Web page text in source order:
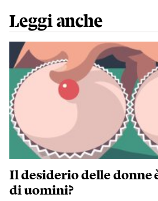
Leggi anche
Il desiderio delle donne
di uomini?